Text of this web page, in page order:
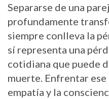
Separarse de una
profundamente
siempre conlleva la
sí representa una
cotidiana que puede
muerte. Enfrentar
empatía y la